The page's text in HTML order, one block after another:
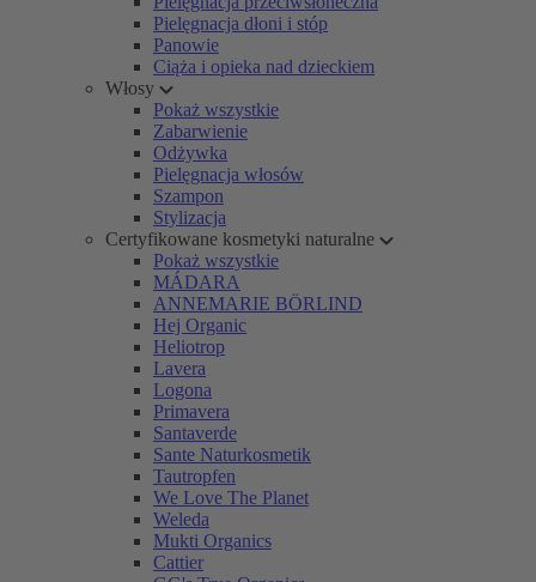
Pielęgnacja dłoni i stóp
Panowie
Ciąża i opieka nad dzieckiem
Włosy
Pokaż wszystkie
Zabarwienie
Odżywka
Pielęgnacja włosów
Szampon
Stylizacja
Certyfikowane kosmetyki naturalne
Pokaż wszystkie
MÁDARA
ANNEMARIE BÖRLIND
Hej Organic
Heliotrop
Lavera
Logona
Primavera
Santaverde
Sante Naturkosmetik
Tautropfen
We Love The Planet
Weleda
Mukti Organics
Cattier